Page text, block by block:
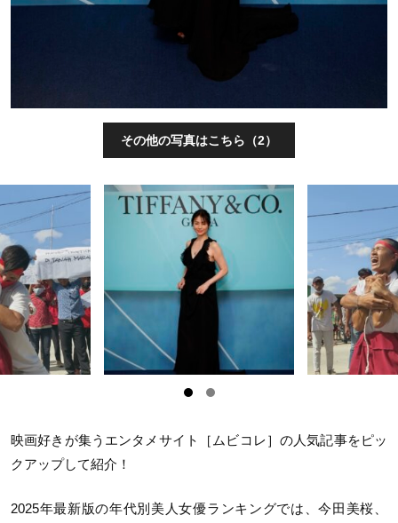
その他の写真はこちら（2）
映画好きが集うエンタメサイト［ムビコレ］の人気記事をピッ
クアップして紹介！
2025年最新版の年代別美人女優ランキングでは、今田美桜、